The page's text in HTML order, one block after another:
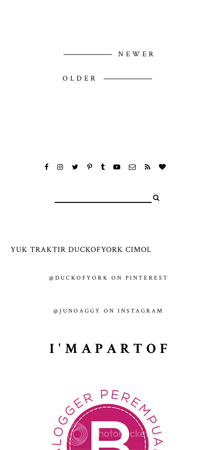
NEWER
OLDER
YUK TRAKTIR DUCKOFYORK CIMOL
@DUCKOFYORK ON PINTEREST
@JUNOAGGY ON INSTAGRAM
I ' M A P A R T O F